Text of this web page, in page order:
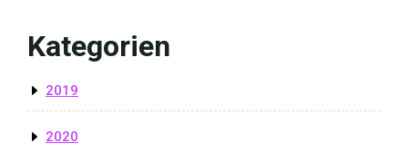
Kategorien
2019
2020